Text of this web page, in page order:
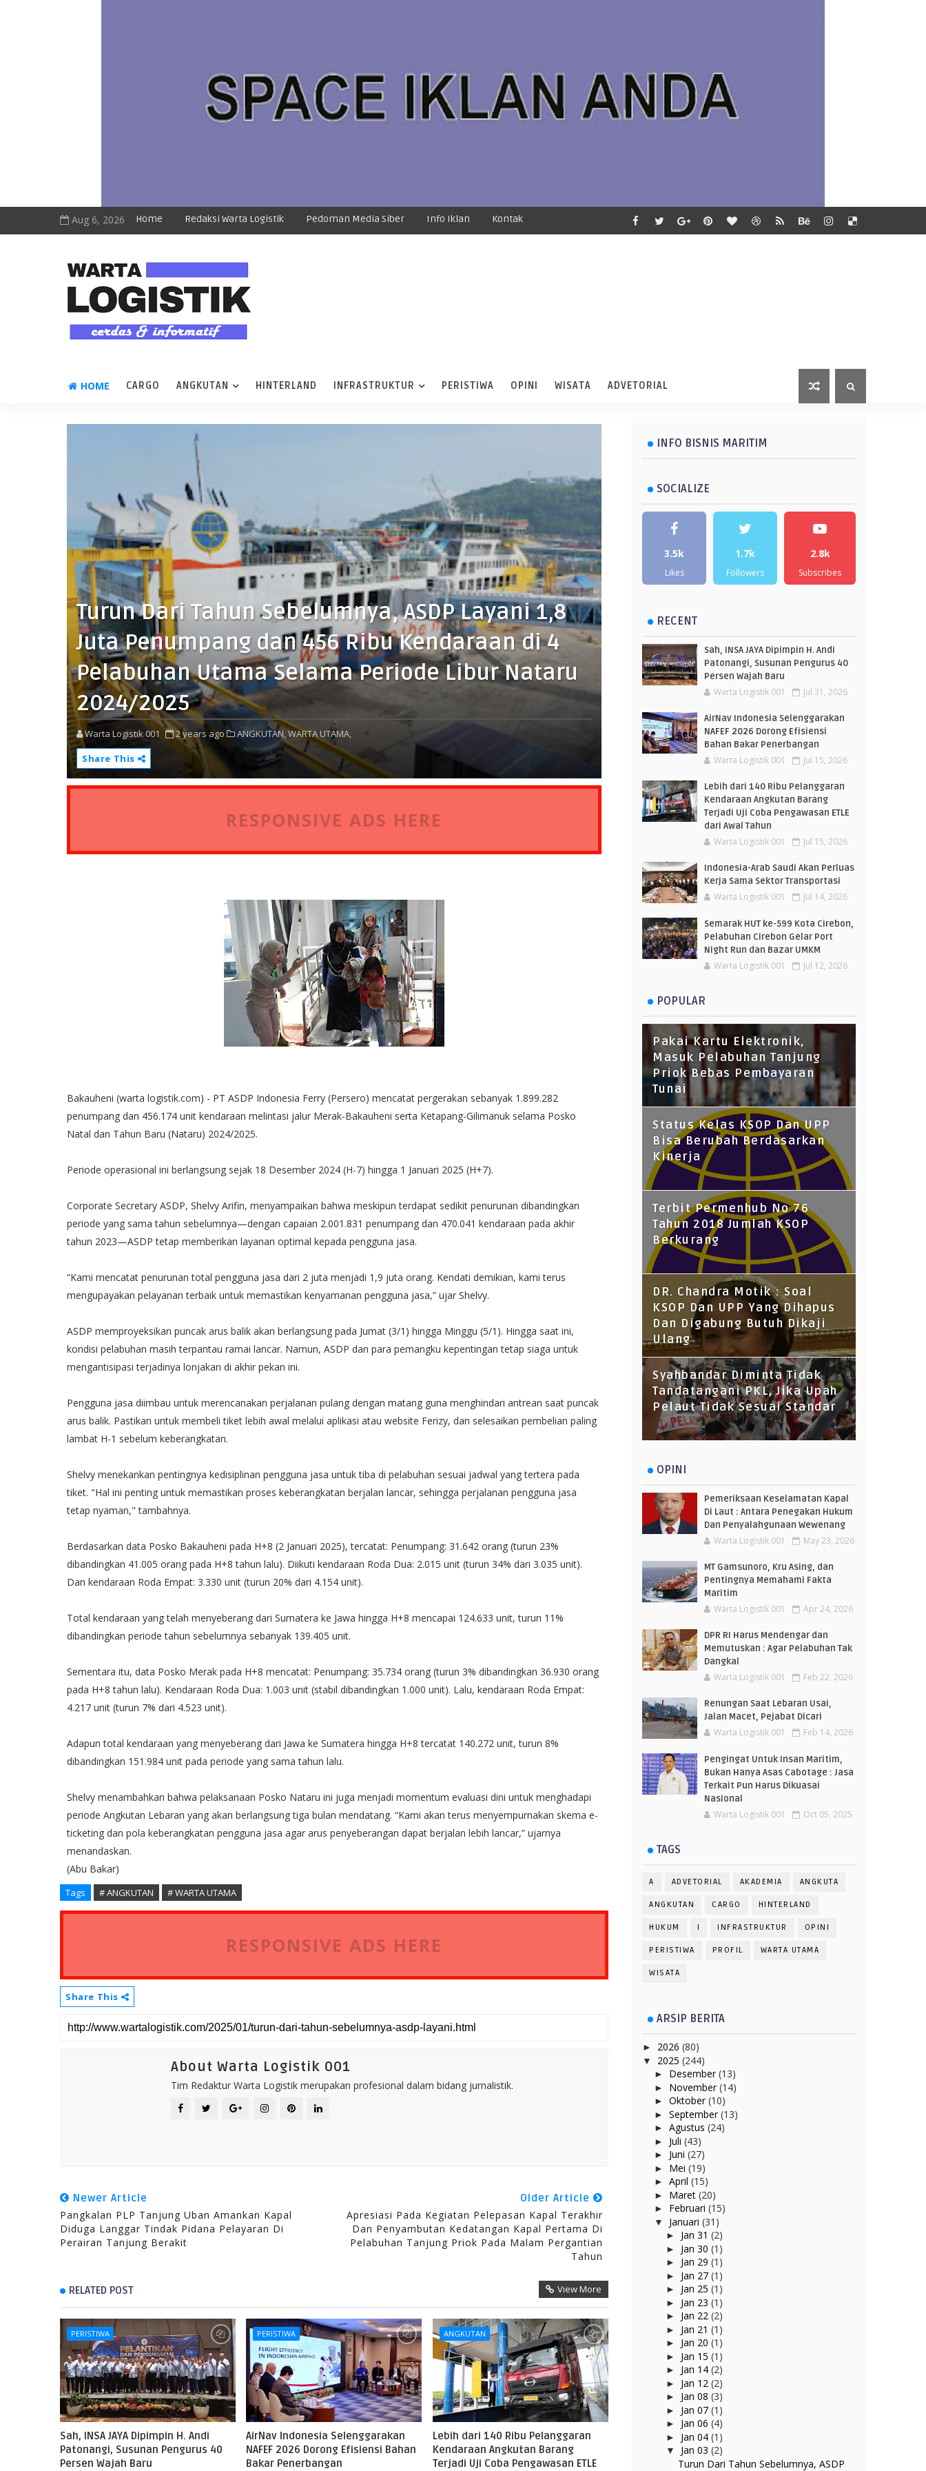
Aug 6, 2026 Home Redaksi Warta Logistik Pedoman Media Siber Info Iklan Kontak
HOME CARGO ANGKUTAN HINTERLAND INFRASTRUKTUR PERISTIWA OPINI WISATA ADVETORIAL
Turun Dari Tahun Sebelumnya, ASDP Layani 1,8
Juta Penumpang dan 456 Ribu Kendaraan di 4
Pelabuhan Utama Selama Periode Libur Nataru
2024/2025
Warta Logistik 001 2 years ago ANGKUTAN,WARTA UTAMA,
Share This
RESPONSIVE ADS HERE
Bakauheni (warta logistik.com) - PT ASDP Indonesia Ferry (Persero) mencatat pergerakan sebanyak 1.899.282
penumpang dan 456.174 unit kendaraan melintasi jalur Merak-Bakauheni serta Ketapang-Gilimanuk selama Posko
Natal dan Tahun Baru (Nataru) 2024/2025.
Periode operasional ini berlangsung sejak 18 Desember 2024 (H-7) hingga 1 Januari 2025 (H+7).
Corporate Secretary ASDP, Shelvy Arifin, menyampaikan bahwa meskipun terdapat sedikit penurunan dibandingkan
periode yang sama tahun sebelumnya—dengan capaian 2.001.831 penumpang dan 470.041 kendaraan pada akhir
tahun 2023—ASDP tetap memberikan layanan optimal kepada pengguna jasa.
“Kami mencatat penurunan total pengguna jasa dari 2 juta menjadi 1,9 juta orang. Kendati demikian, kami terus
mengupayakan pelayanan terbaik untuk memastikan kenyamanan pengguna jasa,” ujar Shelvy.
ASDP memproyeksikan puncak arus balik akan berlangsung pada Jumat (3/1) hingga Minggu (5/1). Hingga saat ini,
kondisi pelabuhan masih terpantau ramai lancar. Namun, ASDP dan para pemangku kepentingan tetap siaga untuk
mengantisipasi terjadinya lonjakan di akhir pekan ini.
Pengguna jasa diimbau untuk merencanakan perjalanan pulang dengan matang guna menghindari antrean saat puncak
arus balik. Pastikan untuk membeli tiket lebih awal melalui aplikasi atau website Ferizy, dan selesaikan pembelian paling
lambat H-1 sebelum keberangkatan.
Shelvy menekankan pentingnya kedisiplinan pengguna jasa untuk tiba di pelabuhan sesuai jadwal yang tertera pada
tiket. "Hal ini penting untuk memastikan proses keberangkatan berjalan lancar, sehingga perjalanan pengguna jasa
tetap nyaman," tambahnya.
Berdasarkan data Posko Bakauheni pada H+8 (2 Januari 2025), tercatat: Penumpang: 31.642 orang (turun 23%
dibandingkan 41.005 orang pada H+8 tahun lalu). Diikuti kendaraan Roda Dua: 2.015 unit (turun 34% dari 3.035 unit).
Dan kendaraan Roda Empat: 3.330 unit (turun 20% dari 4.154 unit).
Total kendaraan yang telah menyeberang dari Sumatera ke Jawa hingga H+8 mencapai 124.633 unit, turun 11%
dibandingkan periode tahun sebelumnya sebanyak 139.405 unit.
Sementara itu, data Posko Merak pada H+8 mencatat: Penumpang: 35.734 orang (turun 3% dibandingkan 36.930 orang
pada H+8 tahun lalu). Kendaraan Roda Dua: 1.003 unit (stabil dibandingkan 1.000 unit). Lalu, kendaraan Roda Empat:
4.217 unit (turun 7% dari 4.523 unit).
Adapun total kendaraan yang menyeberang dari Jawa ke Sumatera hingga H+8 tercatat 140.272 unit, turun 8%
dibandingkan 151.984 unit pada periode yang sama tahun lalu.
Shelvy menambahkan bahwa pelaksanaan Posko Nataru ini juga menjadi momentum evaluasi dini untuk menghadapi
periode Angkutan Lebaran yang akan berlangsung tiga bulan mendatang. “Kami akan terus menyempurnakan skema e-
ticketing dan pola keberangkatan pengguna jasa agar arus penyeberangan dapat berjalan lebih lancar,” ujarnya
menandaskan.
(Abu Bakar)
Tags # ANGKUTAN # WARTA UTAMA
RESPONSIVE ADS HERE
Share This
About Warta Logistik 001
Tim Redaktur Warta Logistik merupakan profesional dalam bidang jurnalistik.
Newer Article
Pangkalan PLP Tanjung Uban Amankan Kapal
Diduga Langgar Tindak Pidana Pelayaran Di
Perairan Tanjung Berakit
Older Article
Apresiasi Pada Kegiatan Pelepasan Kapal Terakhir
Dan Penyambutan Kedatangan Kapal Pertama Di
Pelabuhan Tanjung Priok Pada Malam Pergantian
Tahun
RELATED POST View More
PERISTIWA
Sah, INSA JAYA Dipimpin H. Andi
Patonangi, Susunan Pengurus 40
Persen Wajah Baru
PERISTIWA
AirNav Indonesia Selenggarakan
NAFEF 2026 Dorong Efisiensi Bahan
Bakar Penerbangan
ANGKUTAN
Lebih dari 140 Ribu Pelanggaran
Kendaraan Angkutan Barang
Terjadi Uji Coba Pengawasan ETLE
INFO BISNIS MARITIM
SOCIALIZE
3.5k
Likes
1.7k
Followers
2.8k
Subscribes
RECENT
Sah, INSA JAYA Dipimpin H. Andi
Patonangi, Susunan Pengurus 40
Persen Wajah Baru
Warta Logistik 001 Jul 31, 2026
AirNav Indonesia Selenggarakan
NAFEF 2026 Dorong Efisiensi
Bahan Bakar Penerbangan
Warta Logistik 001 Jul 15, 2026
Lebih dari 140 Ribu Pelanggaran
Kendaraan Angkutan Barang
Terjadi Uji Coba Pengawasan ETLE
dari Awal Tahun
Warta Logistik 001 Jul 15, 2026
Indonesia-Arab Saudi Akan Perluas
Kerja Sama Sektor Transportasi
Warta Logistik 001 Jul 14, 2026
Semarak HUT ke-599 Kota Cirebon,
Pelabuhan Cirebon Gelar Port
Night Run dan Bazar UMKM
Warta Logistik 001 Jul 12, 2026
POPULAR
Pakai Kartu Elektronik,
Masuk Pelabuhan Tanjung
Priok Bebas Pembayaran
Tunai
Status Kelas KSOP Dan UPP
Bisa Berubah Berdasarkan
Kinerja
Terbit Permenhub No 76
Tahun 2018 Jumlah KSOP
Berkurang
DR. Chandra Motik : Soal
KSOP Dan UPP Yang Dihapus
Dan Digabung Butuh Dikaji
Ulang
Syahbandar Diminta Tidak
Tandatangani PKL, Jika Upah
Pelaut Tidak Sesuai Standar
OPINI
Pemeriksaan Keselamatan Kapal
Di Laut : Antara Penegakan Hukum
Dan Penyalahgunaan Wewenang
Warta Logistik 001 May 23, 2026
MT Gamsunoro, Kru Asing, dan
Pentingnya Memahami Fakta
Maritim
Warta Logistik 001 Apr 24, 2026
DPR RI Harus Mendengar dan
Memutuskan : Agar Pelabuhan Tak
Dangkal
Warta Logistik 001 Feb 22, 2026
Renungan Saat Lebaran Usai,
Jalan Macet, Pejabat Dicari
Warta Logistik 001 Feb 14, 2026
Pengingat Untuk Insan Maritim,
Bukan Hanya Asas Cabotage : Jasa
Terkait Pun Harus Dikuasai
Nasional
Warta Logistik 001 Oct 05, 2025
TAGS
A ADVETORIAL AKADEMIA ANGKUTA
ANGKUTAN CARGO HINTERLAND
HUKUM I INFRASTRUKTUR OPINI
PERISTIWA PROFIL WARTA UTAMA
WISATA
ARSIP BERITA
► 2026 (80)
▼ 2025 (244)
► Desember(13)
► November(14)
► Oktober(10)
► September(13)
► Agustus (24)
► Juli (43)
► Juni (27)
► Mei (19)
► April (15)
► Maret (20)
► Februari (15)
▼ Januari (31)
► Jan 31 (2)
► Jan 30 (1)
► Jan 29 (1)
► Jan 27 (1)
► Jan 25 (1)
► Jan 23 (1)
► Jan 22 (2)
► Jan 21 (1)
► Jan 20 (1)
► Jan 15 (1)
► Jan 14 (2)
► Jan 12 (2)
► Jan 08 (3)
► Jan 07 (1)
► Jan 06 (4)
► Jan 04 (1)
▼ Jan 03 (2)
Turun Dari Tahun Sebelumnya, ASDP